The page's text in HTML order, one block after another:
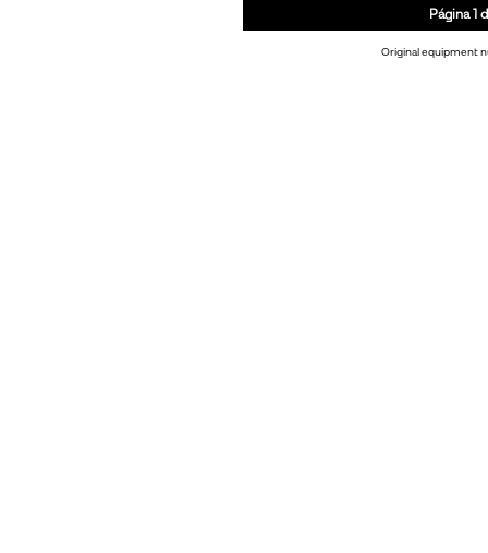
Página 1
Original equipment